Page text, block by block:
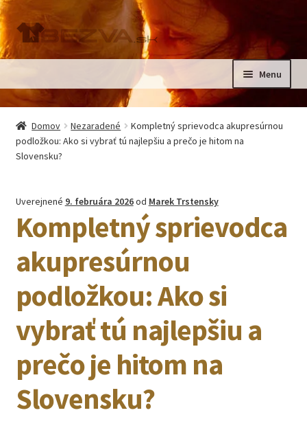
Preskočiť
na
navigáciu
Preskočiť
na
obsah
Menu
Domov
Pre deti
Kontakt
Domov Nezaradené
Kompletný sprievodca akupresúrnou
podložkou: Ako si vybrať tú najlepšiu a prečo je hitom na
Slovensku?
Uverejnené 9. februára 2026od Marek Trstensky
Kompletný sprievodca
akupresúrnou
podložkou: Ako si
vybrať tú najlepšiu a
prečo je hitom na
Slovensku?